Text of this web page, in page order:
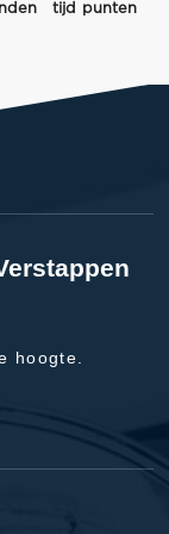
tijd
punten
hoogte.